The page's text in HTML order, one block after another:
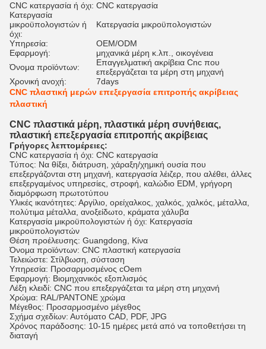
CNC κατεργασία ή όχι: CNC κατεργασία
Κατεργασία
μικροϋπολογιστών ή
όχι:
Κατεργασία μικροϋπολογιστών
Υπηρεσία:
OEM/ODM
Εφαρμογή:
μηχανικά μέρη κ.λπ., οικογένεια
Όνομα προϊόντων:
Επαγγελματική ακρίβεια Cnc που
επεξεργάζεται τα μέρη στη μηχανή
Χρονική ανοχή:
7days
CNC πλαστική μερών επεξεργασία επιτροπής ακρίβειας
πλαστική
CNC πλαστικά μέρη, πλαστικά μέρη συνήθειας,
πλαστική επεξεργασία επιτροπής ακρίβειας
Γρήγορες λεπτομέρειες:
CNC κατεργασία ή όχι: CNC κατεργασία
Τύπος: Να θίξει, διάτρυση, χάραξη/χημική ουσία που
επεξεργάζονται στη μηχανή, κατεργασία λέιζερ, που αλέθει, άλλες
επεξεργαμένος υπηρεσίες, στροφή, καλώδιο EDM, γρήγορη
διαμόρφωση πρωτοτύπου
Υλικές ικανότητες: Αργίλιο, ορείχαλκος, χαλκός, χαλκός, μέταλλα,
πολύτιμα μέταλλα, ανοξείδωτο, κράματα χάλυβα
Κατεργασία μικροϋπολογιστών ή όχι: Κατεργασία
μικροϋπολογιστών
Θέση προέλευσης: Guangdong, Κίνα
Όνομα προϊόντων: CNC πλαστική κατεργασία
Τελειώστε: Στίλβωση, σύσταση
Υπηρεσία: Προσαρμοσμένος cOem
Εφαρμογή: Βιομηχανικός εξοπλισμός
Λέξη κλειδί: CNC που επεξεργάζεται τα μέρη στη μηχανή
Χρώμα: RAL/PANTONE χρώμα
Μέγεθος: Προσαρμοσμένο μέγεθος
Σχήμα σχεδίων: Αυτόματο CAD, PDF, JPG
Χρόνος παράδοσης: 10-15 ημέρες μετά από να τοποθετήσει τη
διαταγή